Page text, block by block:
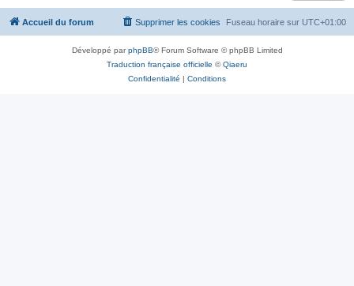
Accueil du forum Fuseau horaire sur UTC+01:00
Supprimer les cookies
Développé parphpBB® Forum Software © phpBB Limited
Traduction française officielle ©Qiaeru
Confidentialité | Conditions